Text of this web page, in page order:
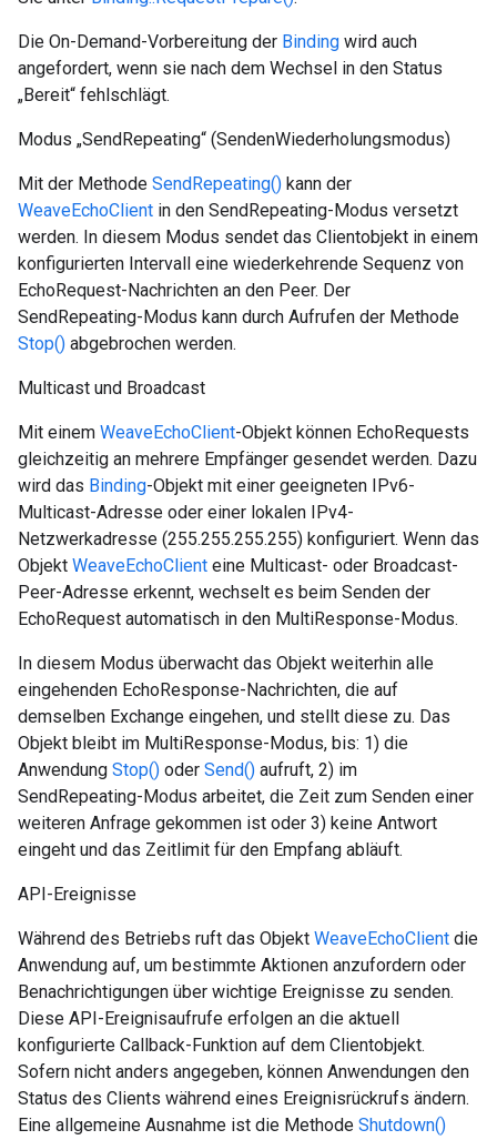
Die On-Demand-Vorbereitung der Binding wird auch
angefordert, wenn sie nach dem Wechsel in den Status
„Bereit“ fehlschlägt.
Modus „SendRepeating“ (SendenWiederholungsmodus)
Mit der Methode SendRepeating() kann der
WeaveEchoClient in den SendRepeating-Modus versetzt
werden. In diesem Modus sendet das Clientobjekt in einem
konfigurierten Intervall eine wiederkehrende Sequenz von
EchoRequest-Nachrichten an den Peer. Der
SendRepeating-Modus kann durch Aufrufen der Methode
Stop() abgebrochen werden.
Multicast und Broadcast
Mit einem WeaveEchoClient-Objekt können EchoRequests
gleichzeitig an mehrere Empfänger gesendet werden. Dazu
wird das Binding-Objekt mit einer geeigneten IPv6-
Multicast-Adresse oder einer lokalen IPv4-
Netzwerkadresse (255.255.255.255) konfiguriert. Wenn das
Objekt WeaveEchoClient eine Multicast- oder Broadcast-
Peer-Adresse erkennt, wechselt es beim Senden der
EchoRequest automatisch in den MultiResponse-Modus.
In diesem Modus überwacht das Objekt weiterhin alle
eingehenden EchoResponse-Nachrichten, die auf
demselben Exchange eingehen, und stellt diese zu. Das
Objekt bleibt im MultiResponse-Modus, bis: 1) die
Anwendung Stop() oder Send() aufruft, 2) im
SendRepeating-Modus arbeitet, die Zeit zum Senden einer
weiteren Anfrage gekommen ist oder 3) keine Antwort
eingeht und das Zeitlimit für den Empfang abläuft.
API-Ereignisse
Während des Betriebs ruft das Objekt WeaveEchoClient die
Anwendung auf, um bestimmte Aktionen anzufordern oder
Benachrichtigungen über wichtige Ereignisse zu senden.
Diese API-Ereignisaufrufe erfolgen an die aktuell
konfigurierte Callback-Funktion auf dem Clientobjekt.
Sofern nicht anders angegeben, können Anwendungen den
Status des Clients während eines Ereignisrückrufs ändern.
Eine allgemeine Ausnahme ist die Methode Shutdown()